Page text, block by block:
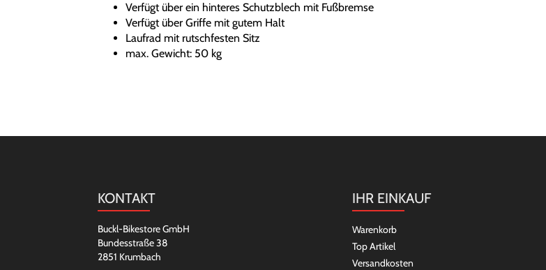
Verfügt über ein hinteres Schutzblech mit Fußbremse
Verfügt über Griffe mit gutem Halt
Laufrad mit rutschfesten Sitz
max. Gewicht: 50 kg
KONTAKT
Buckl-Bikestore GmbH
Bundesstraße 38
2851 Krumbach
IHR EINKAUF
Warenkorb
Top Artikel
Versandkosten